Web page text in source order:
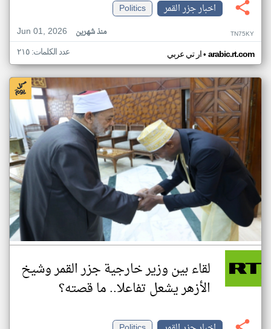
اخبار جزر القمر
Politics
Jun 01, 2026
منذ شهرين TN75KY
ار تي عربي• arabic.rt.com عدد الكلمات: ٢١٥
لقاء بين وزير خارجية جزر القمر وشيخ
الأزهر يشعل تفاعلا.. ما قصته؟